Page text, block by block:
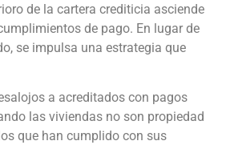
de la cartera crediticia asciende
de pago. En lugar de
se impulsa una estrategia que
a acreditados con pagos
las viviendas no son propiedad
que han cumplido con sus